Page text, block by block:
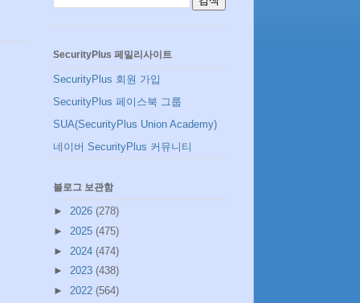
SecurityPlus 페밀리사이트
SecurityPlus 회원 가입
SecurityPlus 페이스북 그룹
SUA(SecurityPlus Union Academy)
네이버 SecurityPlus 커뮤니티
블로그 보관함
► 2026 (278)
► 2025 (475)
► 2024 (474)
► 2023 (438)
► 2022 (564)